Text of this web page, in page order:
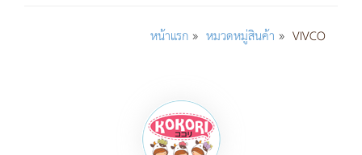
หน้าแรก» หมวดหมู่สินค้า » VIVCO